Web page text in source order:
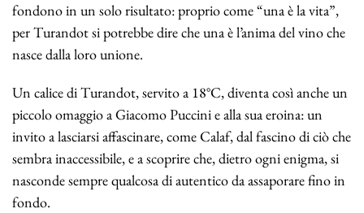
fondono in un solo risultato: proprio come “una è la vita”,
per Turandot si potrebbe dire che una è l’anima del vino che
nasce dalla loro unione.
Un calice di Turandot, servito a 18°C, diventa così anche un
piccolo omaggio a Giacomo Puccini e alla sua eroina: un
invito a lasciarsi affascinare, come Calaf, dal fascino di ciò che
sembra inaccessibile, e a scoprire che, dietro ogni enigma, si
nasconde sempre qualcosa di autentico da assaporare fino in
fondo.